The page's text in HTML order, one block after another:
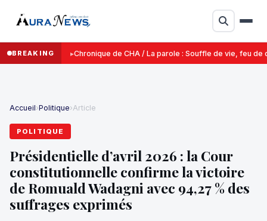
BREAKING Chronique de CHA / La parole : Souffle de vie, feu de
Accueil›Politique›Article
POLITIQUE
Présidentielle d’avril 2026 : la Cour
constitutionnelle confirme la victoire
de Romuald Wadagni avec 94,27 % des
suffrages exprimés